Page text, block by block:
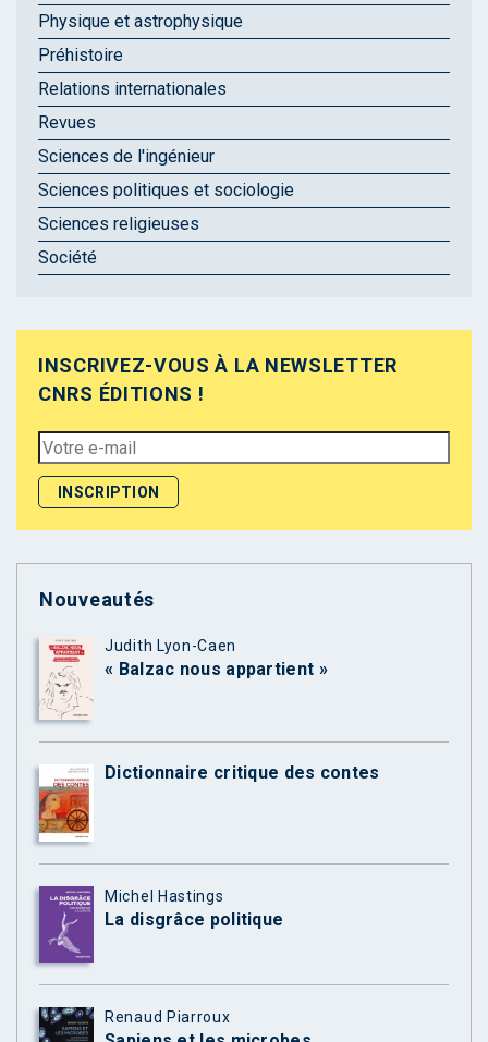
Physique et astrophysique
Préhistoire
Relations internationales
Revues
Sciences de l'ingénieur
Sciences politiques et sociologie
Sciences religieuses
Société
INSCRIVEZ-VOUS À LA NEWSLETTER
CNRS ÉDITIONS !
Nouveautés
Judith Lyon-Caen
« Balzac nous appartient »
Dictionnaire critique des contes
Michel Hastings
La disgrâce politique
Renaud Piarroux